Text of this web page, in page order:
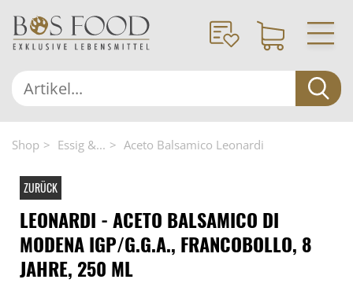
Shop Essig &... Aceto Balsamico Leonardi
ZURÜCK
LEONARDI - ACETO BALSAMICO DI
MODENA IGP/G.G.A., FRANCOBOLLO, 8
JAHRE, 250 ML